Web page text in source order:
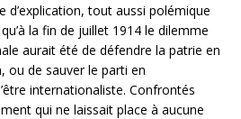
d’explication, tout aussi polémique
la fin de juillet 1914 le dilemme
aurait été de défendre la patrie en
ou de sauver le parti en
internationaliste. Confrontés
qui ne laissait place à aucune